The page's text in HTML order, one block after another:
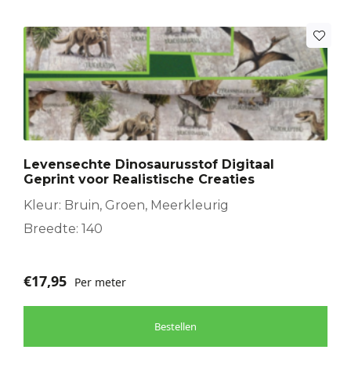
Levensechte Dinosaurusstof Digitaal
Geprint voor Realistische Creaties
Kleur: Bruin, Groen, Meerkleurig
Breedte: 140
€17,95 Per meter
Bestellen